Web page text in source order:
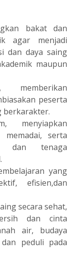
bakat dan
agar menjadi
dan daya saing
maupun
memberikan
peserta
berkarakter.
menyiapkan
serta
dan tenaga
yang
efisien,dan
secara sehat,
dan cinta
air, budaya
peduli pada